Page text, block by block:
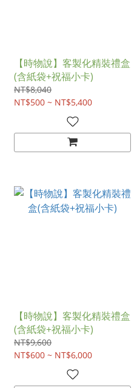
【時物說】客製化精裝禮盒
(含紙袋+祝福小卡)
NT$8,040
NT$500 ~ NT$5,400
【時物說】客製化精裝禮盒
(含紙袋+祝福小卡)
NT$9,600
NT$600 ~ NT$6,000